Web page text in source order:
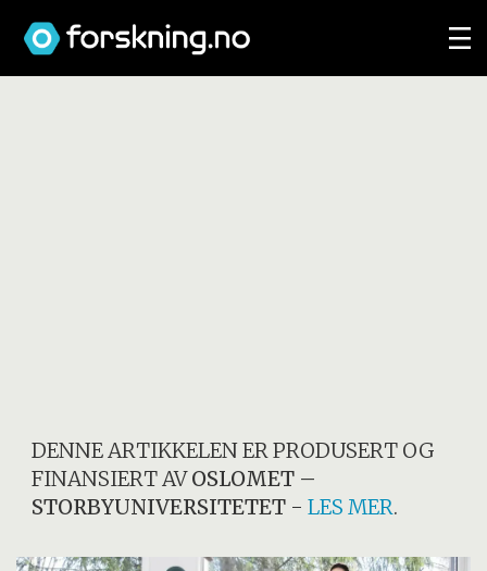
DENNE ARTIKKELEN ER PRODUSERT OG
FINANSIERT AVOSLOMET –
STORBYUNIVERSITETET -LES MER.